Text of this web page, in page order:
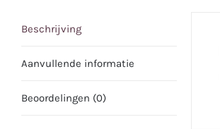
Beschrijving
Aanvullende informatie
Beoordelingen (0)